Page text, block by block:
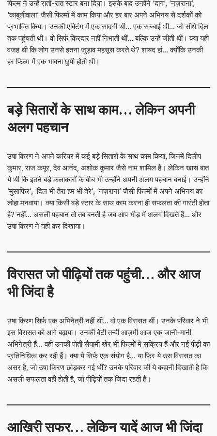
फिल्म ने उन्हें रातों-रात स्टार बना दिया। इसके बाद उन्होंने ‘दाग’, ‘नज़राना’,
‘काबुलीवाला’ जैसी फिल्मों में काम किया और हर बार अपने अभिनय से दर्शकों को
प्रभावित किया। उनकी एक्टिंग में एक सादगी थी… एक सच्चाई थी… जो सीधे दिल
तक पहुंचती थी। वो सिर्फ किरदार नहीं निभाती थीं… बल्कि उन्हें जीती थीं। क्या यही
वजह थी कि लोग उनसे इतना जुड़ाव महसूस करते थे? शायद हां… क्योंकि उनकी
हर फिल्म में एक भावना छुपी होती थी।
बड़े सितारों के साथ काम… लेकिन अपनी
अलग पहचान
उषा किरण ने अपने करियर में कई बड़े सितारों के साथ काम किया, जिनमें दिलीप
कुमार, राज कपूर, देव आनंद, अशोक कुमार जैसे नाम शामिल हैं। लेकिन खास बात
ये थी कि इतने बड़े कलाकारों के बीच भी उन्होंने अपनी अलग पहचान बनाई। उन्होंने
‘मुसाफिर’, ‘दिल भी तेरा हम भी तेरे’, ‘नज़राना’ जैसी फिल्मों में अपने अभिनय का
लोहा मनवाया। क्या किसी बड़े स्टार के साथ काम करना ही सफलता की गारंटी होता
है? नहीं… असली पहचान तो तब बनती है जब आप भीड़ में अलग दिखते हैं… और
उषा किरण ने यही कर दिखाया।
विरासत जो पीढ़ियों तक पहुंची… और आज
भी जिंदा है
उषा किरण सिर्फ एक अभिनेत्री नहीं थीं… वो एक विरासत थीं। उनके परिवार ने भी
इस विरासत को आगे बढ़ाया। उनकी बेटी तन्वी आज़मी आज एक जानी-मानी
अभिनेत्री हैं… वहीं उनकी पोती सैयामी खेर भी फिल्मों में सक्रिय हैं और नई पीढ़ी का
प्रतिनिधित्व कर रही हैं। क्या ये सिर्फ एक संयोग है… या फिर ये उस विरासत का
असर है, जो उषा किरण छोड़कर गई थीं? उनके परिवार की ये कहानी दिखाती है कि
असली सफलता वही होती है, जो पीढ़ियों तक जिंदा रहती है।
आखिरी सफर… लेकिन यादें आज भी जिंदा